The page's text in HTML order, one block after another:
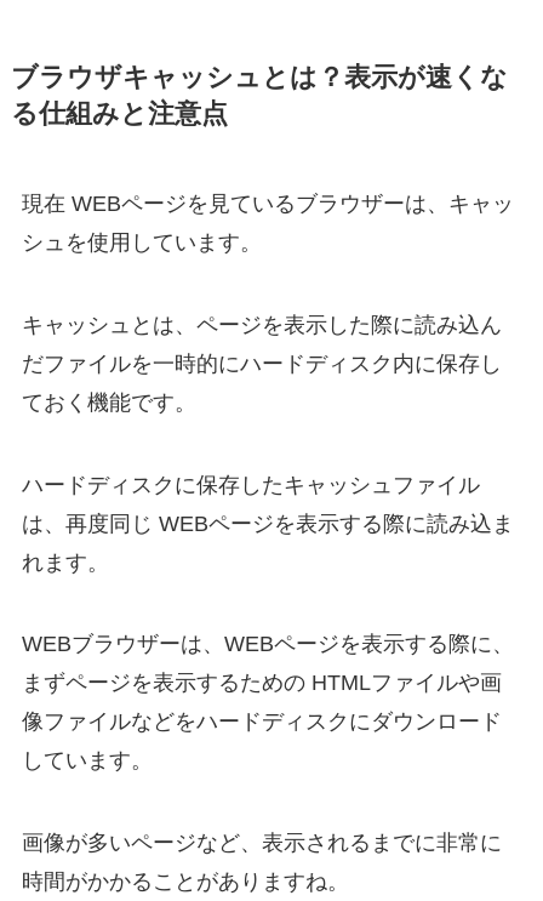
ブラウザキャッシュとは？表示が速くな
る仕組みと注意点
現在 WEBページを見ているブラウザーは、キャッ
シュを使用しています。
キャッシュとは、ページを表示した際に読み込ん
だファイルを一時的にハードディスク内に保存し
ておく機能です。
ハードディスクに保存したキャッシュファイル
は、再度同じ WEBページを表示する際に読み込ま
れます。
WEBブラウザーは、WEBページを表示する際に、
まずページを表示するための HTMLファイルや画
像ファイルなどをハードディスクにダウンロード
しています。
画像が多いページなど、表示されるまでに非常に
時間がかかることがありますね。